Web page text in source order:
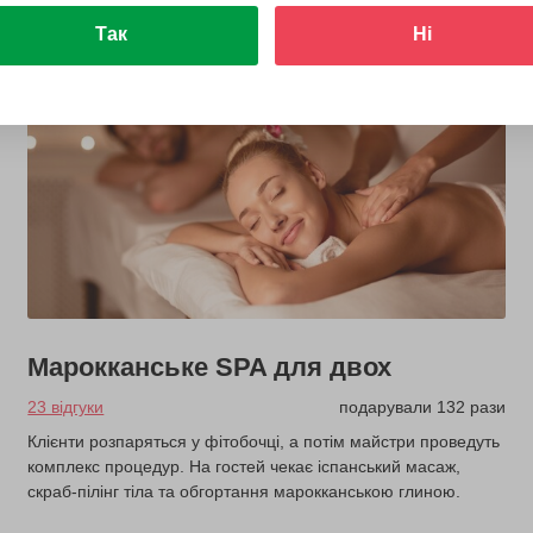
Марокканське SPA для двох
23 відгуки
подарували 132 рази
Клієнти розпаряться у фітобочці, а потім майстри проведуть
комплекс процедур. На гостей чекає іспанський масаж,
скраб-пілінг тіла та обгортання марокканською глиною.
Так Ні